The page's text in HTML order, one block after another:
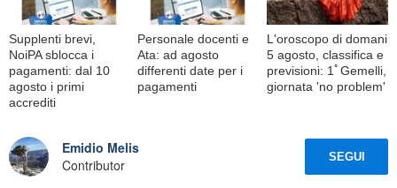
Supplenti brevi,
NoiPA sblocca i
pagamenti: dal 10
agosto i primi
accrediti
Personale docenti e
Ata: ad agosto
differenti date per i
pagamenti
L'oroscopo di domani
5 agosto, classifica e
previsioni: 1ﾟGemelli,
giornata 'no problem'
Emidio Melis
Contributor
SEGUI